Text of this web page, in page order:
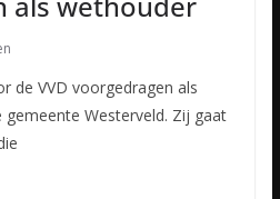
de VVD voorgedragen als
Westerveld. Zij gaat